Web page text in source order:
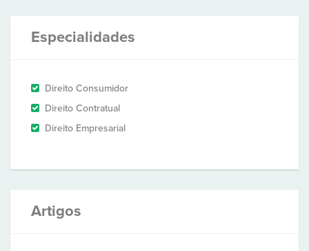
Especialidades
Direito Consumidor
Direito Contratual
Direito Empresarial
Artigos